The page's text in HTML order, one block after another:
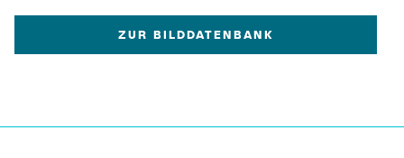
ZUR BILDDATENBANK